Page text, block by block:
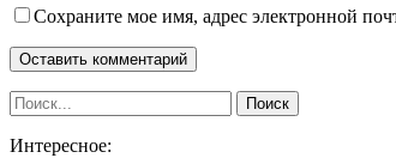
Сохраните мое имя, адрес электронной
Интересное: